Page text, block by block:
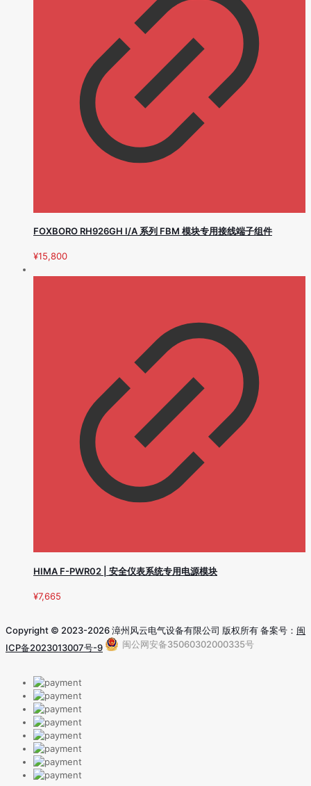
FOXBORO RH926GH I/A 系列 FBM 模块专用接线端子组件
¥15,800
HIMA F-PWR02 | 安全仪表系统专用电源模块
¥7,665
Copyright © 2023-2026 漳州风云电气设备有限公司 版权所有 备案号： 闽
ICP备2023013007号-9
闽公网安备35060302000335号